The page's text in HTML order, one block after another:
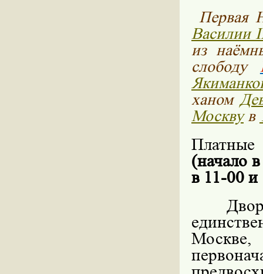
Первая
Василии
из
слободу
ханом
Москвув
(начало
в 11-00 и